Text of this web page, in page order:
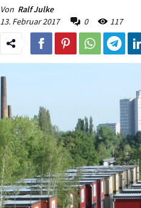
Von Ralf Julke
13. Februar 2017
0 117